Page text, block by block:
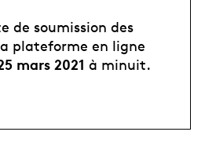
de soumission des
plateforme en ligne
mars 2021 à minuit.